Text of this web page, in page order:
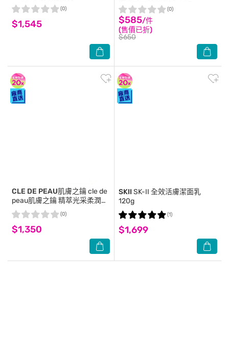
$1,545
(0)
$585/件
(售價已折)
$650
(0)
CLE DE PEAU肌膚之鑰cle de
peau肌膚之鑰 精萃光采柔潤潔
膚皂 125ml
$1,350
(0)
SKII SK-II 全效活膚潔面乳
120g
$1,699
(1)